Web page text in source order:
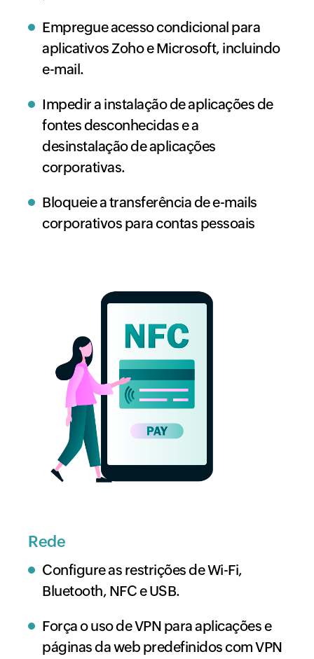
Empregue acesso condicional para
aplicativos Zoho e Microsoft, incluindo
e-mail.
Impedir a instalação de aplicações de
fontes desconhecidas e a
desinstalação de aplicações
corporativas.
Bloqueie a transferência de e-mails
corporativos para contas pessoais
Rede
Configure as restrições de Wi-Fi,
Bluetooth, NFC e USB.
Força o uso de VPN para aplicações e
páginas da web predefinidos com VPN